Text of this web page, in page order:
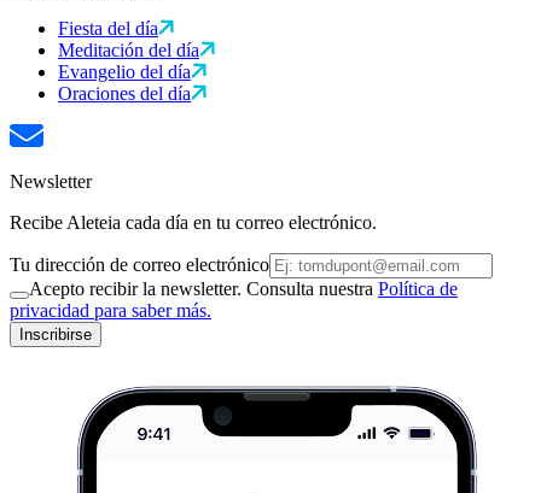
Fiesta del día
Meditación del día
Evangelio del día
Oraciones del día
Newsletter
Recibe Aleteia cada día en tu correo electrónico.
Tu dirección de correo electrónico
Acepto recibir la newsletter. Consulta nuestra Política de
privacidad para saber más.
Inscribirse